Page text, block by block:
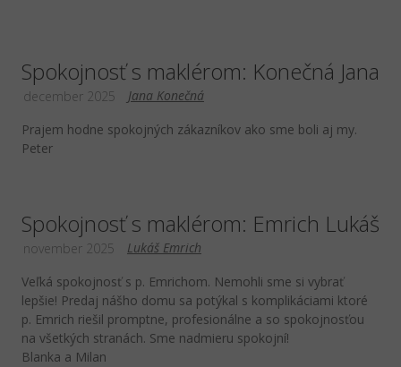
Spokojnosť s maklérom: Konečná Jana
Jana Konečná
december 2025
Prajem hodne spokojných zákazníkov ako sme boli aj my.
Peter
Spokojnosť s maklérom: Emrich Lukáš
Lukáš Emrich
november 2025
Veľká spokojnosť s p. Emrichom. Nemohli sme si vybrať
lepšie! Predaj nášho domu sa potýkal s komplikáciami ktoré
p. Emrich riešil promptne, profesionálne a so spokojnosťou
na všetkých stranách. Sme nadmieru spokojní!
Blanka a Milan